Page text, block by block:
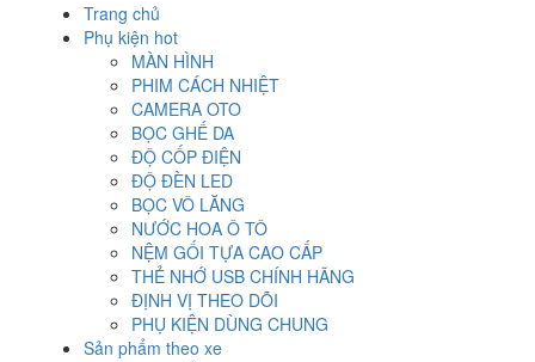
Trang chủ
Phụ kiện hot
MÀN HÌNH
PHIM CÁCH NHIỆT
CAMERA OTO
BỌC GHẾ DA
ĐỘ CỐP ĐIỆN
ĐỘ ĐÈN LED
BỌC VÔ LĂNG
NƯỚC HOA Ô TÔ
NỆM GỐI TỰA CAO CẤP
THẺ NHỚ USB CHÍNH HÃNG
ĐỊNH VỊ THEO DÕI
PHỤ KIỆN DÙNG CHUNG
Sản phẩm theo xe